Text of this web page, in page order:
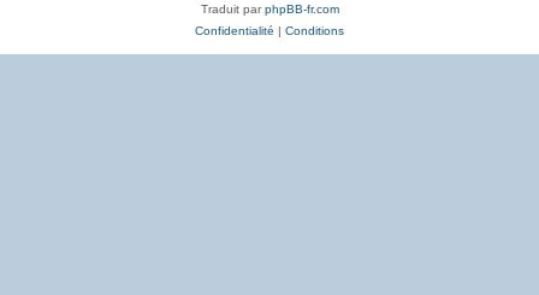
Traduit parphpBB-fr.com
Confidentialité | Conditions